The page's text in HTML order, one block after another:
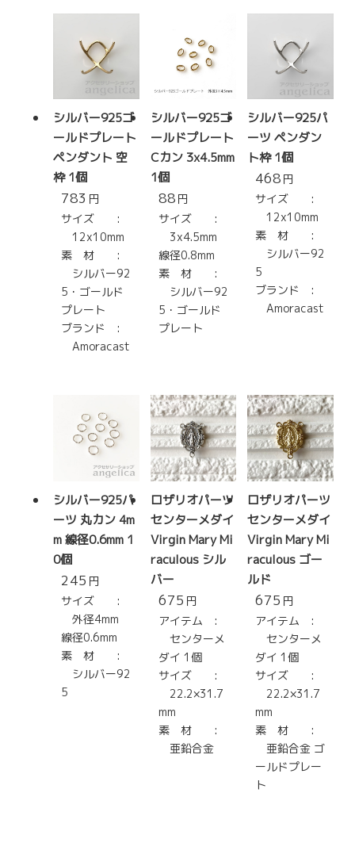
シルバー925ゴ
ールドプレート
ペンダント 空
枠 1個
783 円
サイズ :
12x10mm
素 材 :
シルバー92
5・ゴールド
プレート
ブランド :
Amoracast
シルバー925ゴ
ールドプレート
Cカン 3x4.5mm
1個
88 円
サイズ :
3x4.5mm
線径0.8mm
素 材 :
シルバー92
5・ゴールド
プレート
シルバー925パ
ーツ ペンダン
ト枠 1個
468 円
サイズ :
12x10mm
素 材 :
シルバー92
5
ブランド :
Amoracast
シルバー925パ
ーツ 丸カン 4m
m 線径0.6mm 1
0個
245 円
サイズ :
外径4mm
線径0.6mm
素 材 :
シルバー92
5
ロザリオパーツ
センターメダイ
Virgin Mary Mi
raculous シル
バー
675 円
アイテム :
センターメ
ダイ 1個
サイズ :
22.2×31.7
mm
素 材 :
亜鉛合金
ロザリオパーツ
センターメダイ
Virgin Mary Mi
raculous ゴー
ルド
675 円
アイテム :
センターメ
ダイ 1個
サイズ :
22.2×31.7
mm
素 材 :
亜鉛合金 ゴ
ールドプレー
ト